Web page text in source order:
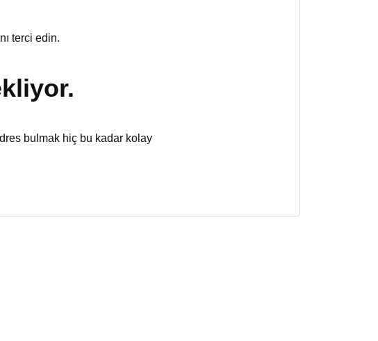
terci edin.
bulmak hiç bu kadar kolay